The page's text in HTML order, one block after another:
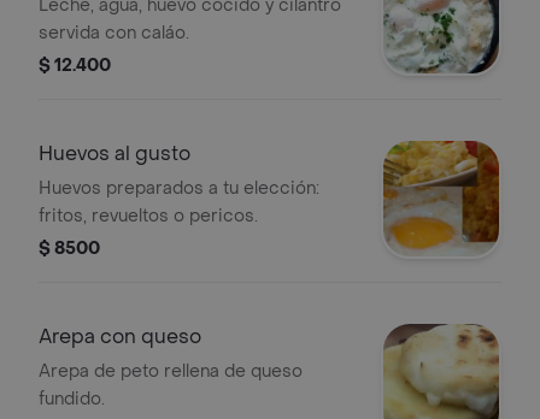
Leche, agua, huevo cocido y cilantro
servida con caláo.
$ 12.400
Huevos al gusto
Huevos preparados a tu elección:
fritos, revueltos o pericos.
$ 8500
Arepa con queso
Arepa de peto rellena de queso
fundido.